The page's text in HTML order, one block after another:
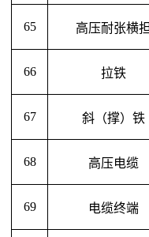
65 高压耐张横担
66 拉铁
67 斜（撑）铁
68 高压电缆
69 电缆终端